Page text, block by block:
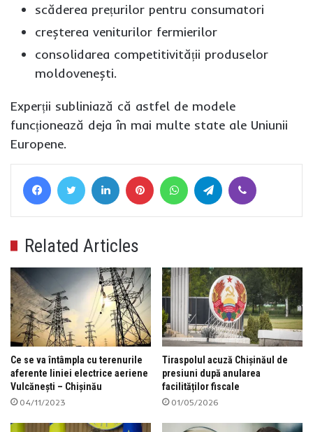
scăderea prețurilor pentru consumatori
creșterea veniturilor fermierilor
consolidarea competitivității produselor
moldovenești.
Experții subliniază că astfel de modele
funcționează deja în mai multe state ale Uniunii
Europene.
FacebookTwitter LinkedIn Pinterest WhatsAppTelegram
Related Articles
Ce se va întâmpla cu terenurile
aferente liniei electrice aeriene
Vulcănești – Chișinău
04/11/2023
Tiraspolul acuză Chișinăul de
presiuni după anularea
facilităților fiscale
01/05/2026